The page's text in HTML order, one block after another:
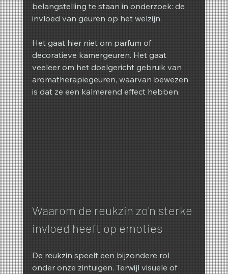
belangstelling te staan in onderzoek: de
invloed van geuren op het welzijn.
Het gaat hier niet om parfum of
decoratieve kamergeuren. Het gaat
veeleer om het doelgericht gebruik van
aromatherapiegeuren, waarvan bewezen
is dat ze een kalmerend effect hebben.
Waarom de reukzin zo'n sterke
invloed heeft op emoties
De reukzin speelt een bijzondere rol
onder onze zintuigen. Terwijl visuele of